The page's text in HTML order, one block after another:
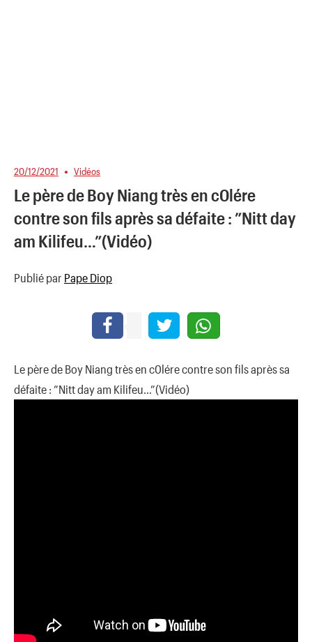
20/12/2021 Vidéos
Le père de Boy Niang très en c0lére
contre son fils après sa défaite : ”Nitt day
am Kilifeu…”(Vidéo)
Publié par Pape Diop
Le père de Boy Niang très en c0lére contre son fils après sa
défaite : ”Nitt day am Kilifeu…”(Vidéo)